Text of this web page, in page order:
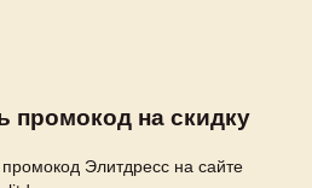
промокод на скидку